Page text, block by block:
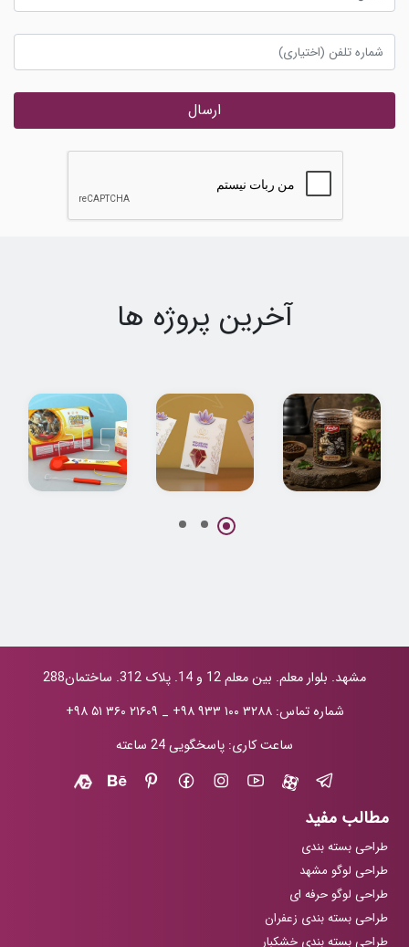
ارسال
آخرین پروژه ها
پاکتی زعفران
نوریان
مشهد. بلوار معلم. بین معلم 12 و 14. پلاک 312. ساختمان288
شماره تماس:+۹۸ ۹۳۳ ۱۰۰ ۳۲۸۸ _ +۹۸ ۵۱ ۳۶۰ ۲۱۶۰۹
ساعت کاری: پاسخگویی 24 ساعته
مطالب مفید
طراحی بسته بندی
طراحی لوگو مشهد
طراحی لوگو حرفه ای
طراحی بسته بندی زعفران
طراحی بسته بندی خشکبار